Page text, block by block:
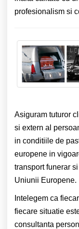
profesionalism si
Asiguram tuturor
si extern al
in conditiile de
europene in
transport funerar
Uniunii Europene.
Intelegem ca
fiecare situatie
consultanta